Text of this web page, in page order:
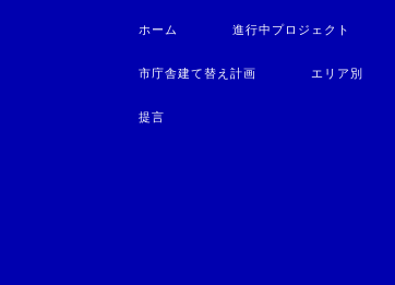
ホーム 進行中プロジェクト
市庁舎建て替え計画 エリア別
提言